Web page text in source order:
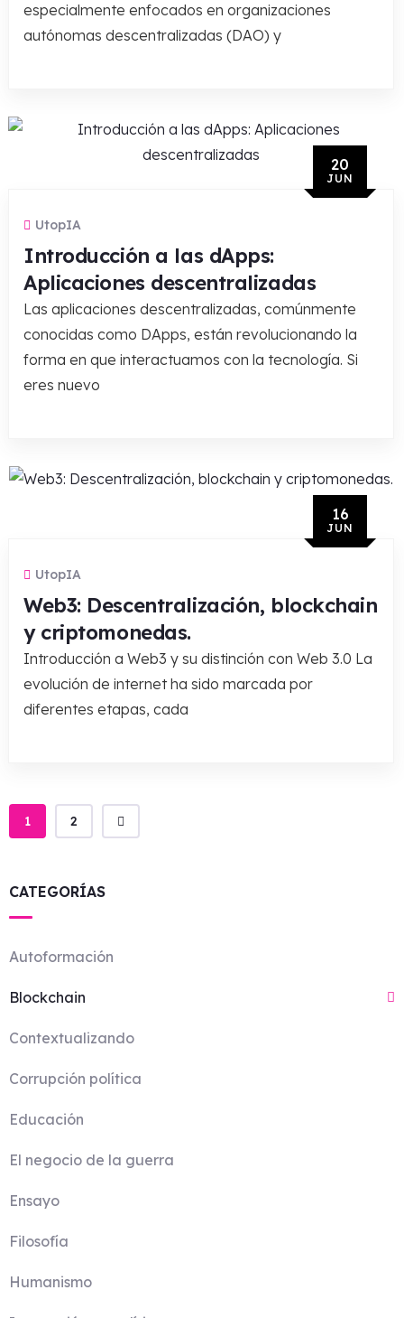
especialmente enfocados en organizaciones
autónomas descentralizadas (DAO) y
20
JUN
UtopIA
Introducción a las dApps:
Aplicaciones descentralizadas
Las aplicaciones descentralizadas, comúnmente
conocidas como DApps, están revolucionando la
forma en que interactuamos con la tecnología. Si
eres nuevo
16
JUN
UtopIA
Web3: Descentralización, blockchain
y criptomonedas.
Introducción a Web3 y su distinción con Web 3.0 La
evolución de internet ha sido marcada por
diferentes etapas, cada
1 2
CATEGORÍAS
Autoformación
Blockchain
Contextualizando
Corrupción política
Educación
El negocio de la guerra
Ensayo
Filosofía
Humanismo